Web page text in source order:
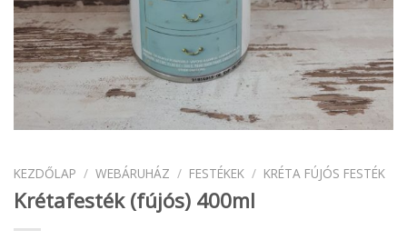
KEZDŐLAP / WEBÁRUHÁZ / FESTÉKEK / KRÉTA FÚJÓS FESTÉK
Krétafesték (fújós) 400ml